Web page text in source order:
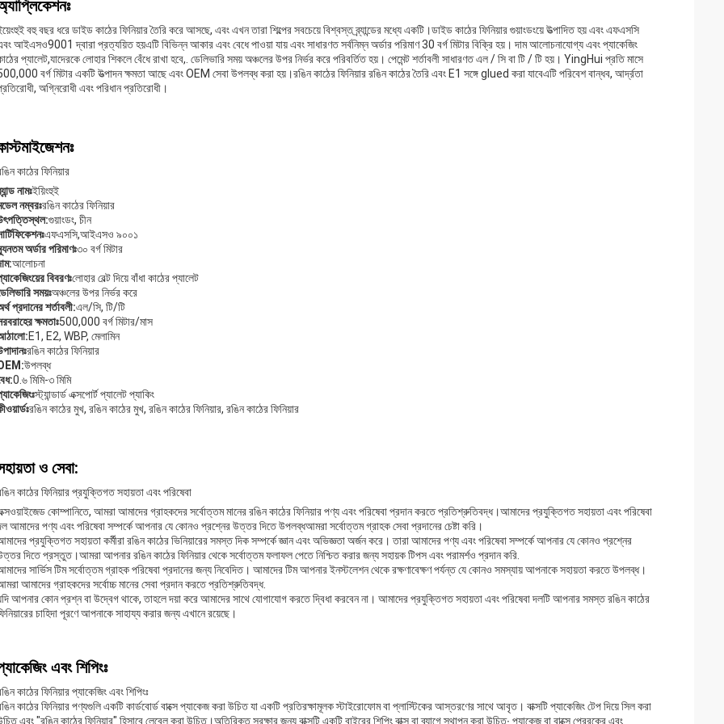
বহু বছর ধরে ডাইড কাঠের ফিনিয়ার তৈরি করে আসছে, এবং এখন তারা শিল্পের সবচেয়ে বিশ্বস্ত ব্র্যান্ডের মধ্যে একটি।ডাইড কাঠের ফিনিয়ার গুয়াংডংয়ে উত্পাদিত হয় এবং এফএসসি
আইএসও9001 দ্বারা প্রত্যয়িত হয়এটি বিভিন্ন আকার এবং বেধে পাওয়া যায় এবং সাধারণত সর্বনিম্ন অর্ডার পরিমাণ 30 বর্গ মিটার বিক্রি হয়। দাম আলোচনাযোগ্য এবং প্যাকেজিং
প্যালেট,যাদেরকে লোহার শিকলে বেঁধে রাখা হবে,. ডেলিভারি সময় অঞ্চলের উপর নির্ভর করে পরিবর্তিত হয়। পেমেন্ট শর্তাবলী সাধারণত এল / সি বা টি / টি হয়। YingHui প্রতি মাসে
বর্গ মিটার একটি উত্পাদন ক্ষমতা আছে এবং OEM সেবা উপলব্ধ করা হয়।রঙিন কাঠের ফিনিয়ার রঙিন কাঠের তৈরি এবং E1 সঙ্গে glued করা যাবেএটি পরিবেশ বান্ধব, আর্দ্রতা
অগ্নিরোধী এবং পরিধান প্রতিরোধী।
কাঠের ফিনিয়ার
নামঃইয়িংহুই
নম্বরঃরঙিন কাঠের ফিনিয়ার
গুয়াংডং, চীন
এফএসসি,আইএসও ৯০০১
অর্ডার পরিমাণঃ৩০ বর্গ মিটার
আলোচনা
বিবরণঃলোহার বেল্ট দিয়ে বাঁধা কাঠের প্যালেট
সময়ঃঅঞ্চলের উপর নির্ভর করে
প্রদানের শর্তাবলী:এল/সি, টি/টি
ক্ষমতাঃ500,000 বর্গ মিটার/মাস
E1, E2, WBP, মেলামিন
রঙিন কাঠের ফিনিয়ার
উপলব্ধ
0.৬ মিমি-৩ মিমি
স্ট্যান্ডার্ড এক্সপোর্ট প্যালেট প্যাকিং
রঙিন কাঠের মুখ, রঙিন কাঠের মুখ, রঙিন কাঠের ফিনিয়ার, রঙিন কাঠের ফিনিয়ার
ও সেবা:
কাঠের ফিনিয়ার প্রযুক্তিগত সহায়তা এবং পরিষেবা
কোম্পানিতে, আমরা আমাদের গ্রাহকদের সর্বোত্তম মানের রঙিন কাঠের ফিনিয়ার পণ্য এবং পরিষেবা প্রদান করতে প্রতিশ্রুতিবদ্ধ।আমাদের প্রযুক্তিগত সহায়তা এবং পরিষেবা
আমাদের পণ্য এবং পরিষেবা সম্পর্কে আপনার যে কোনও প্রশ্নের উত্তর দিতে উপলব্ধআমরা সর্বোত্তম গ্রাহক সেবা প্রদানের চেষ্টা করি।
প্রযুক্তিগত সহায়তা কর্মীরা রঙিন কাঠের ভিনিয়ারের সমস্ত দিক সম্পর্কে জ্ঞান এবং অভিজ্ঞতা অর্জন করে। তারা আমাদের পণ্য এবং পরিষেবা সম্পর্কে আপনার যে কোনও প্রশ্নের
দিতে প্রস্তুত।আমরা আপনার রঙিন কাঠের ফিনিয়ার থেকে সর্বোত্তম ফলাফল পেতে নিশ্চিত করার জন্য সহায়ক টিপস এবং পরামর্শও প্রদান করি.
সার্ভিস টিম সর্বোত্তম গ্রাহক পরিষেবা প্রদানের জন্য নিবেদিত। আমাদের টিম আপনার ইনস্টলেশন থেকে রক্ষণাবেক্ষণ পর্যন্ত যে কোনও সমস্যায় আপনাকে সহায়তা করতে উপলব্ধ।
আমাদের গ্রাহকদের সর্বোচ্চ মানের সেবা প্রদান করতে প্রতিশ্রুতিবদ্ধ.
আপনার কোন প্রশ্ন বা উদ্বেগ থাকে, তাহলে দয়া করে আমাদের সাথে যোগাযোগ করতে দ্বিধা করবেন না। আমাদের প্রযুক্তিগত সহায়তা এবং পরিষেবা দলটি আপনার সমস্ত রঙিন কাঠের
চাহিদা পূরণে আপনাকে সাহায্য করার জন্য এখানে রয়েছে।
এবং শিপিংঃ
কাঠের ফিনিয়ার প্যাকেজিং এবং শিপিংঃ
কাঠের ফিনিয়ার পণ্যগুলি একটি কার্ডবোর্ড বাক্সে প্যাকেজ করা উচিত যা একটি প্রতিরক্ষামূলক স্টাইরোফোম বা প্লাস্টিকের আস্তরণের সাথে আবৃত। বাক্সটি প্যাকেজিং টেপ দিয়ে সিল করা
এবং "রঙিন কাঠের ফিনিয়ার" হিসাবে লেবেল করা উচিত।অতিরিক্ত সুরক্ষার জন্য বাক্সটি একটি বাইরের শিপিং বাক্স বা ব্যাগে স্থাপন করা উচিত∙ প্যাকেজ বা বাক্সে প্রেরকের এবং